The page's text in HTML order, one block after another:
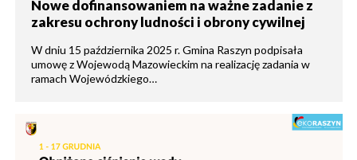
Nowe dofinansowaniem na ważne zadanie z
zakresu ochrony ludności i obrony cywilnej
W dniu 15 października 2025 r. Gmina Raszyn podpisała
umowę z Wojewodą Mazowieckim na realizację zadania w
ramach Wojewódzkiego…